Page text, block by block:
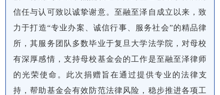
信任与认可致以诚挚谢意。至融至泽自成立以来，致
力于打造“专业办案、诚信行事、服务社会”的精品律
所，其服务团队多数毕业于复旦大学法学院，对母校
有深厚感情，支持母校基金会的工作是至融至泽律师
的光荣使命。此次捐赠旨在通过提供专业的法律支
持，帮助基金会有效防范法律风险，稳步推进各项工